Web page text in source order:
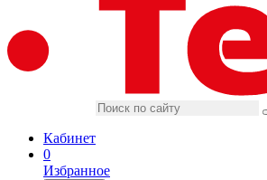
Кабинет
0
Избранное